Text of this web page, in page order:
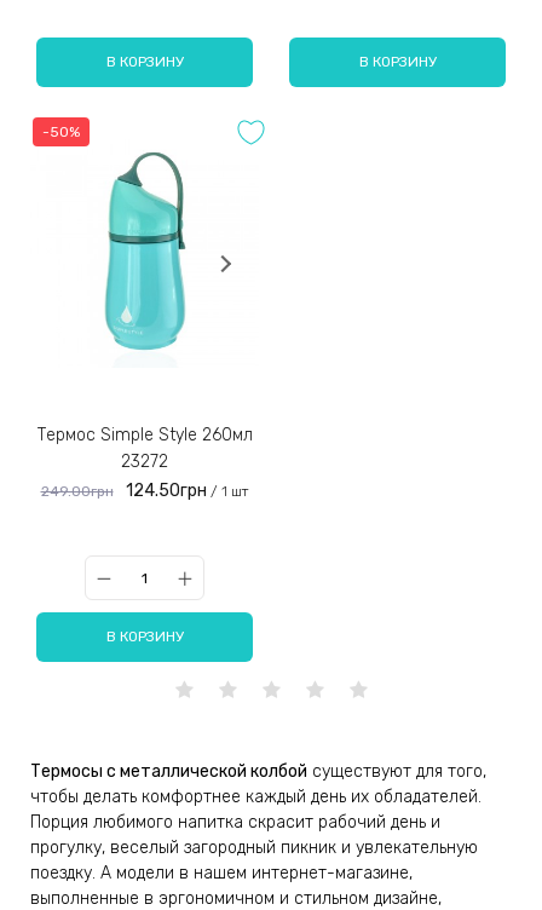
В КОРЗИНУ В КОРЗИНУ
-50%
Термос Simple Style 260мл
23272
249.00грн 124.50грн / 1 шт
В КОРЗИНУ
Термосы с металлической колбой существуют для того,
чтобы делать комфортнее каждый день их обладателей.
Порция любимого напитка скрасит рабочий день и
прогулку, веселый загородный пикник и увлекательную
поездку. А модели в нашем интернет-магазине,
выполненные в эргономичном и стильном дизайне,